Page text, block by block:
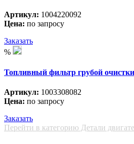
Артикул: 1004220092
Цена: по запросу
Заказать
%
Топливный фильтр грубой
Артикул: 1003308082
Цена: по запросу
Заказать
Перейти в категорию Детали